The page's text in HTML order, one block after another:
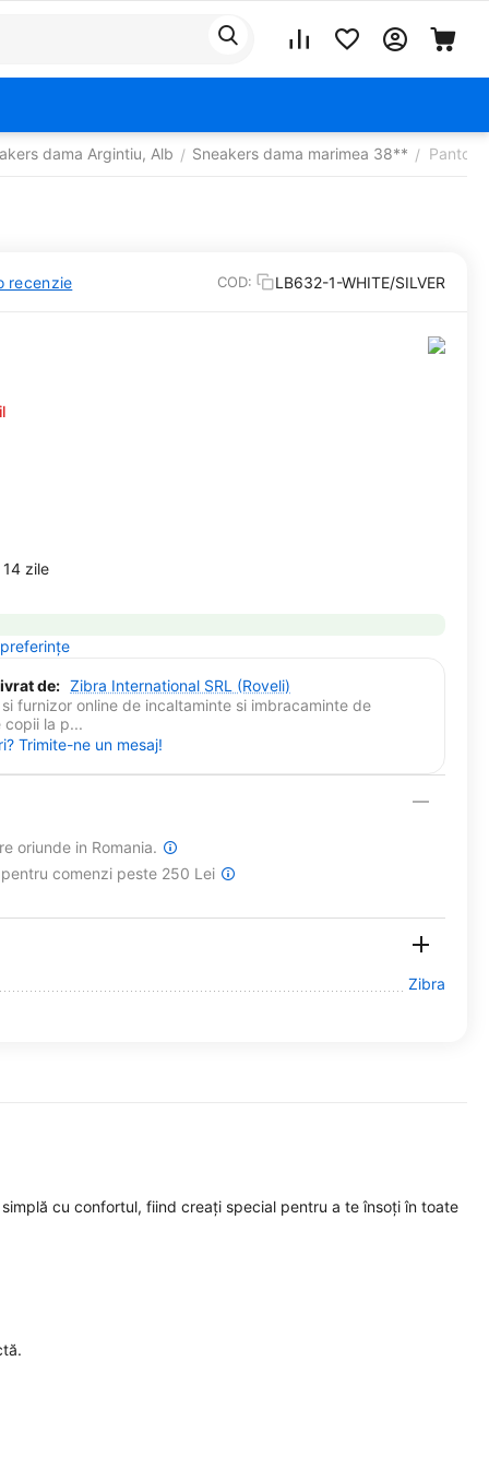
dama Argintiu, Alb / Sneakers dama marimea 38** / Pantofi
recenzie COD: LB632-1-WHITE/SILVER
14 zile
de: Zibra International SRL (Roveli)
furnizor online de incaltaminte si imbracaminte de
copii la p...
Trimite-ne un mesaj!
oriunde in Romania.
comenzi peste 250 Lei
Zibra
cu confortul, fiind creați special pentru a te însoți în toate